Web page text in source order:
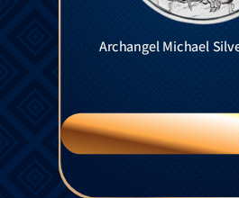
Archangel Michael